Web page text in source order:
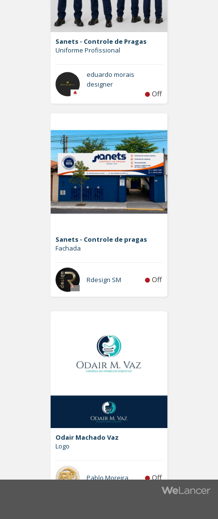
Sanets - Controle de Pragas
Uniforme Profissional
eduardo morais
designer
Off
Sanets - Controle de pragas
Fachada
Rdesign SM Off
Odair Machado Vaz
Logo
Pablo Moreira Off